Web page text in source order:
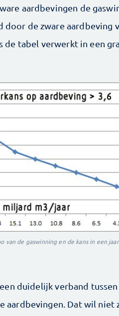
aardbevingen de
door de zware aardbeving
de tabel verwerkt in een
van de gaswinning en de kans in een
duidelijk verband
aardbevingen. Dat wil